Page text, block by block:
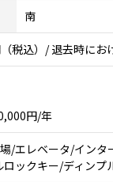
南
込）/ 退去時にお
円/年
/エレベータ/イン
ックキー/ディンプ